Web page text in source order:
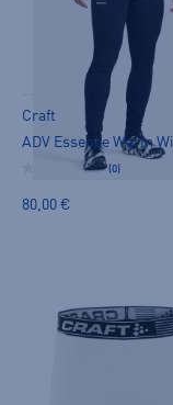
Craft
(0)
80,00 €